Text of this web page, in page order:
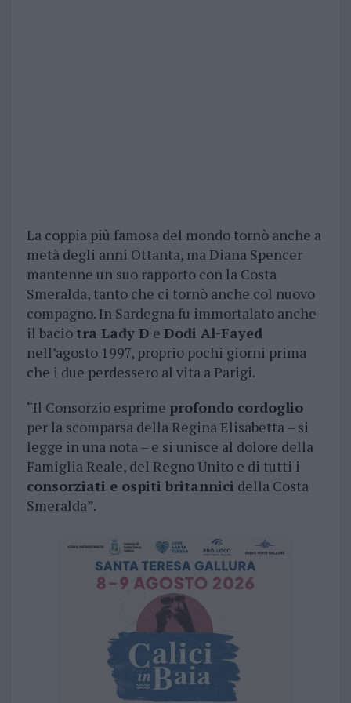
La coppia più famosa del mondo tornò anche a
metà degli anni Ottanta, ma Diana Spencer
mantenne un suo rapporto con la Costa
Smeralda, tanto che ci tornò anche col nuovo
compagno. In Sardegna fu immortalato anche
il bacio tra Lady D e Dodi Al-Fayed
nell’agosto 1997, proprio pochi giorni prima
che i due perdessero al vita a Parigi.
“Il Consorzio esprime profondo cordoglio
per la scomparsa della Regina Elisabetta – si
legge in una nota – e si unisce al dolore della
Famiglia Reale, del Regno Unito e di tutti i
consorziati e ospiti britannici della Costa
Smeralda”.